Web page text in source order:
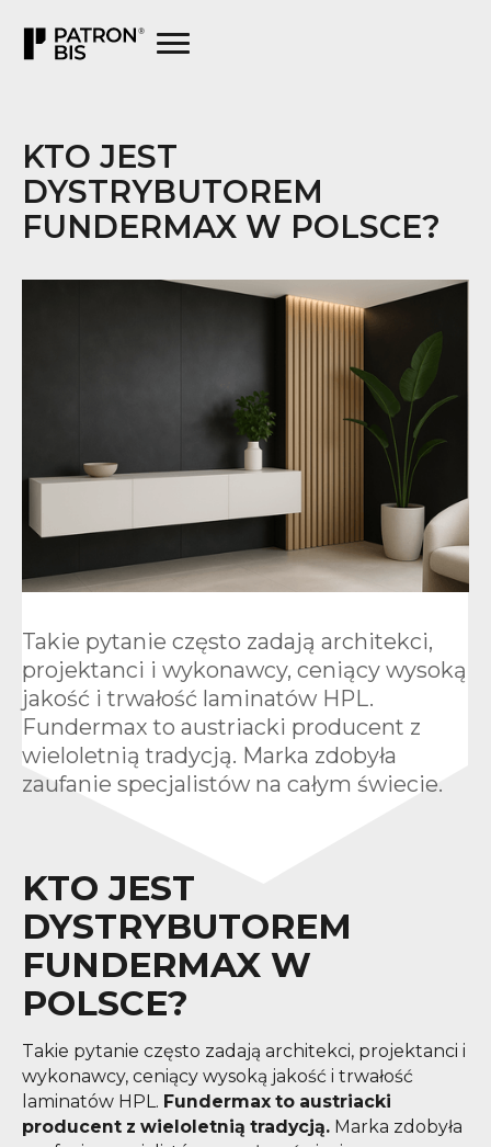
KTO JEST
DYSTRYBUTOREM
FUNDERMAX W POLSCE?
Takie pytanie często zadają architekci,
projektanci i wykonawcy, ceniący wysoką
jakość i trwałość laminatów HPL.
Fundermax to austriacki producent z
wieloletnią tradycją. Marka zdobyła
zaufanie specjalistów na całym świecie.
KTO JEST
DYSTRYBUTOREM
FUNDERMAX W
POLSCE?
Takie pytanie często zadają architekci, projektanci i
wykonawcy, ceniący wysoką jakość i trwałość
laminatów HPL. Fundermax to austriacki
producent z wieloletnią tradycją.Marka zdobyła